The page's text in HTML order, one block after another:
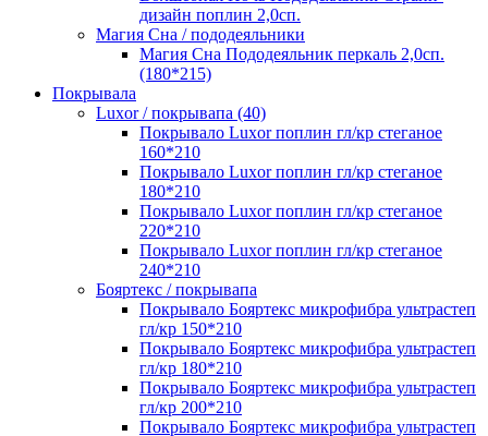
дизайн поплин 2,0сп.
Магия Сна / пододеяльники
Магия Сна Пододеяльник перкаль 2,0сп.
(180*215)
Покрывала
Luxor / покрывапа (40)
Покрывало Luxor поплин гл/кр стеганое
160*210
Покрывало Luxor поплин гл/кр стеганое
180*210
Покрывало Luxor поплин гл/кр стеганое
220*210
Покрывало Luxor поплин гл/кр стеганое
240*210
Бояртекс / покрывапа
Покрывало Бояртекс микрофибра ультрастеп
гл/кр 150*210
Покрывало Бояртекс микрофибра ультрастеп
гл/кр 180*210
Покрывало Бояртекс микрофибра ультрастеп
гл/кр 200*210
Покрывало Бояртекс микрофибра ультрастеп